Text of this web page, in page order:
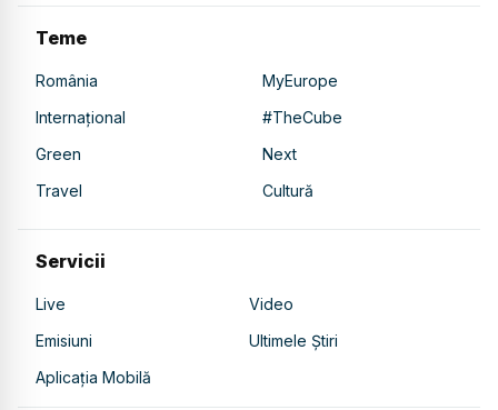
Teme
România
MyEurope
Internațional
#TheCube
Green
Next
Travel
Cultură
Servicii
Live
Video
Emisiuni
Ultimele Știri
Aplicația Mobilă